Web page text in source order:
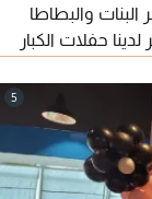
البنات والبطاطا
حفلات الكبار
5